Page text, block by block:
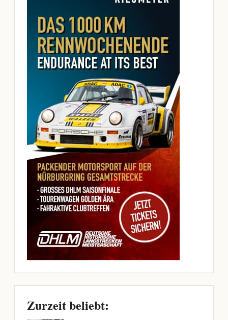
Zurzeit beliebt: